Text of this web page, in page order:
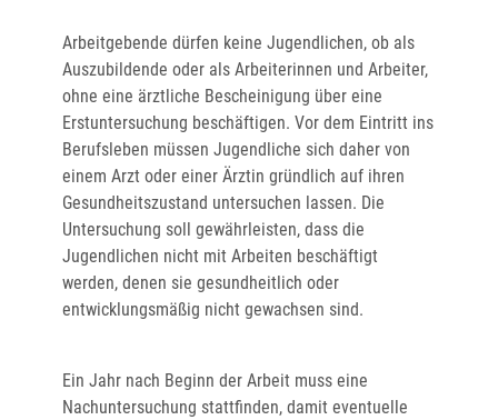
Arbeitgebende dürfen keine Jugendlichen, ob als
Auszubildende oder als Arbeiterinnen und Arbeiter,
ohne eine ärztliche Bescheinigung über eine
Erstuntersuchung beschäftigen. Vor dem Eintritt ins
Berufsleben müssen Jugendliche sich daher von
einem Arzt oder einer Ärztin gründlich auf ihren
Gesundheitszustand untersuchen lassen. Die
Untersuchung soll gewährleisten, dass die
Jugendlichen nicht mit Arbeiten beschäftigt
werden, denen sie gesundheitlich oder
entwicklungsmäßig nicht gewachsen sind.
Ein Jahr nach Beginn der Arbeit muss eine
Nachuntersuchung stattfinden, damit eventuelle